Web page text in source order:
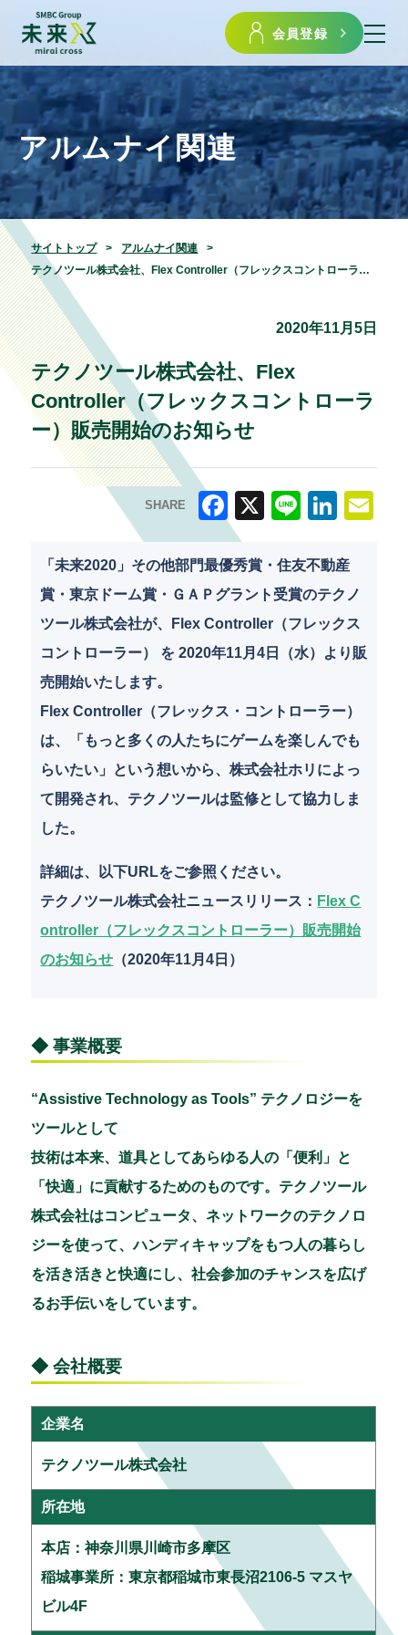
会員登録
アルムナイ関連
サイトトップ
アルムナイ関連
テクノツール株式会社、Flex Controller（フレックスコントローラー）販売開始のお知らせ
2020年11月5日
テクノツール株式会社、Flex
Controller（フレックスコントローラ
ー）販売開始のお知らせ
SHARE
F
a
c
e
b
o
k
n
e
n
k
e
dI
m
ai
「未来2020」その他部門最優秀賞・住友不動産
賞・東京ドーム賞・ＧＡＰグラント受賞のテクノ
ツール株式会社が、Flex Controller（フレックス
コントローラー） を 2020年11月4日（水）より販
売開始いたします。
Flex Controller（フレックス・コントローラー）
は、「もっと多くの人たちにゲームを楽しんでも
らいたい」という想いから、株式会社ホリによっ
て開発され、テクノツールは監修として協力しま
した。
詳細は、以下URLをご参照ください。
テクノツール株式会社ニュースリリース： Flex C
ontroller（フレックスコントローラー）販売開始
のお知らせ （2020年11月4日）
◆ 事業概要
“Assistive Technology as Tools” テクノロジーを
ツールとして
技術は本来、道具としてあらゆる人の「便利」と
「快適」に貢献するためのものです。テクノツール
株式会社はコンピュータ、ネットワークのテクノロ
ジーを使って、ハンディキャップをもつ人の暮らし
を活き活きと快適にし、社会参加のチャンスを広げ
るお手伝いをしています。
◆ 会社概要
企業名
テクノツール株式会社
所在地
本店：神奈川県川崎市多摩区
稲城事業所：東京都稲城市東長沼2106-5 マスヤ
ビル4F